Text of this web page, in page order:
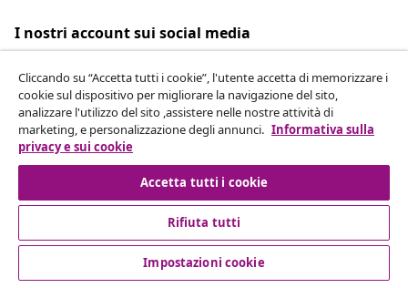
I nostri account sui social media
Recesso dal contratto
Invia una richiesta di recesso per il tuo ordine.
Recesso dal contratto
Cliccando su “Accetta tutti i cookie”, l'utente accetta di memorizzare i
cookie sul dispositivo per migliorare la navigazione del sito,
analizzare l'utilizzo del sito ,assistere nelle nostre attività di
marketing, e personalizzazione degli annunci. Informativa sulla
privacy e sui cookie
Accetta tutti i cookie
Rifiuta tutti
Impostazioni cookie